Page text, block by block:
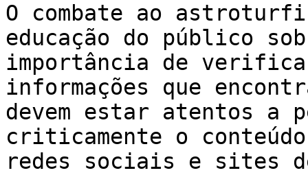
O combate ao
educação do público
importância de
informações que
devem estar atentos
criticamente o
redes sociais e sites